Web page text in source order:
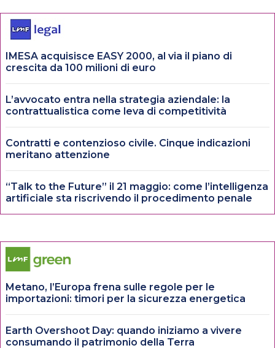
IMESA acquisisce EASY 2000, al via il piano di
crescita da 100 milioni di euro
L’avvocato entra nella strategia aziendale: la
contrattualistica come leva di competitività
Contratti e contenzioso civile. Cinque indicazioni
meritano attenzione
“Talk to the Future” il 21 maggio: come l’intelligenza
artificiale sta riscrivendo il procedimento penale
Metano, l’Europa frena sulle regole per le
importazioni: timori per la sicurezza energetica
Earth Overshoot Day: quando iniziamo a vivere
consumando il patrimonio della Terra